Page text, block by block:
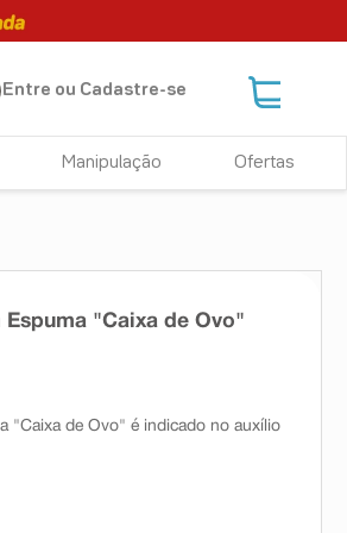
Entre ou Cadastre-se
Manipulação Ofertas
"Caixa de Ovo"
"Caixa de Ovo" é indicado no auxílio